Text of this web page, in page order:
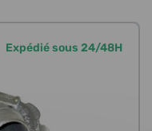
Expédié sous 24/48H